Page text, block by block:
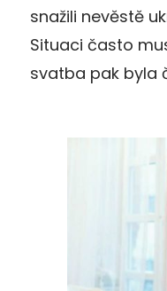
snažili nevěstě
Situaci často
svatba pak byla